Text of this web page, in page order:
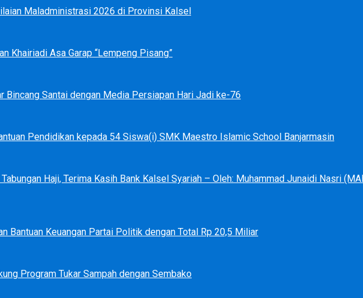
Maladministrasi 2026 di Provinsi Kalsel
Khairiadi Asa Garap “Lempeng Pisang”
Bincang Santai dengan Media Persiapan Hari Jadi ke-76
Pendidikan kepada 54 Siswa(i) SMK Maestro Islamic School Banjarmasin
Haji, Terima Kasih Bank Kalsel Syariah – Oleh: Muhammad Junaidi Nasri
Bantuan Keuangan Partai Politik dengan Total Rp 20,5 Miliar
Program Tukar Sampah dengan Sembako